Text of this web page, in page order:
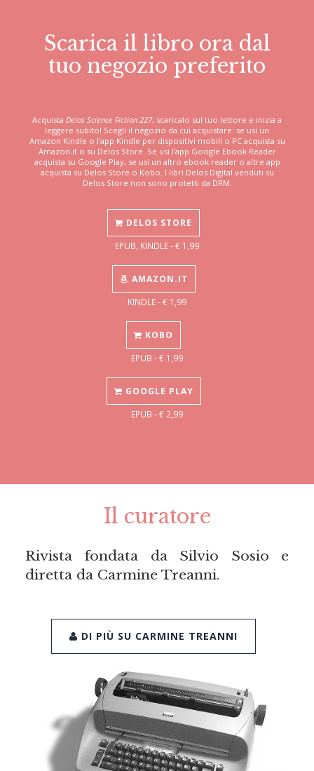
Scarica il libro ora dal
tuo negozio preferito
Acquista Delos Science Fiction 227, scaricalo sul tuo lettore e inizia a
leggere subito! Scegli il negozio da cui acquistare: se usi un
Amazon Kindle o l'app Kindle per dispositivi mobili o PC acquista su
Amazon.it o su Delos Store. Se usi l'app Google Ebook Reader
acquista su Google Play, se usi un altro ebook reader o altre app
acquista su Delos Store o Kobo. I libri Delos Digital venduti su
Delos Store non sono protetti da DRM.
DELOS STORE
EPUB, KINDLE - € 1,99
AMAZON.IT
KINDLE - € 1,99
KOBO
EPUB - € 1,99
GOOGLE PLAY
EPUB - € 2,99
Il curatore
Rivista fondata da Silvio Sosio e
diretta da Carmine Treanni.
DI PIÙ SU CARMINE TREANNI